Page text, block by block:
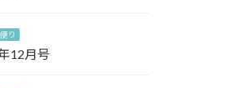
り
12月号